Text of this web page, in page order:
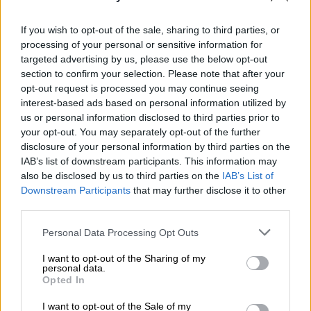
If you wish to opt-out of the sale, sharing to third parties, or
processing of your personal or sensitive information for
targeted advertising by us, please use the below opt-out
section to confirm your selection. Please note that after your
opt-out request is processed you may continue seeing
interest-based ads based on personal information utilized by
us or personal information disclosed to third parties prior to
your opt-out. You may separately opt-out of the further
disclosure of your personal information by third parties on the
IAB’s list of downstream participants. This information may
also be disclosed by us to third parties on the IAB’s List of
Downstream Participants that may further disclose it to other
Please note that this website/app uses one or more Google
not limited to your visit or usage behaviour. You may click to
grant or deny consent to Google and its third-party tags to
use your data for below specified purposes in below Google
consent section.
Personal Data Processing Opt Outs
I want to opt-out of the Sharing of my
personal data.
Opted In
I want to opt-out of the Sale of my
H γεωγραφική κατανομή των
κρουσμάτων:
ΣτηνΑττική καταγράφονται για άλλο ένα
24ωρο τα περισσότερα νέα κρούσματα
κορονοϊούστην Ελλάδα και την Τρίτη 31
Αυγούστου σύμφωνα με την κατανομή των
κρουσμάτων που ανακοίνωσε οΕΟΔΥ.
Συγκεκριμένα από τα συνολικά 3.628
κρούσματα κορονοϊού, στηνΑττική
καταγράφονται 901 νέα κρούσματα και 373
Θεσσαλονίκη. Άνοδος παρατηρείται και
στην Αχαϊα στην οποία καταγράφονται 162
νέα κρούσματα το τελευταίο 24ωρο.
ΑΙΤΩΛΟΑΚΑΡΝΑΝΙΑΣ 65